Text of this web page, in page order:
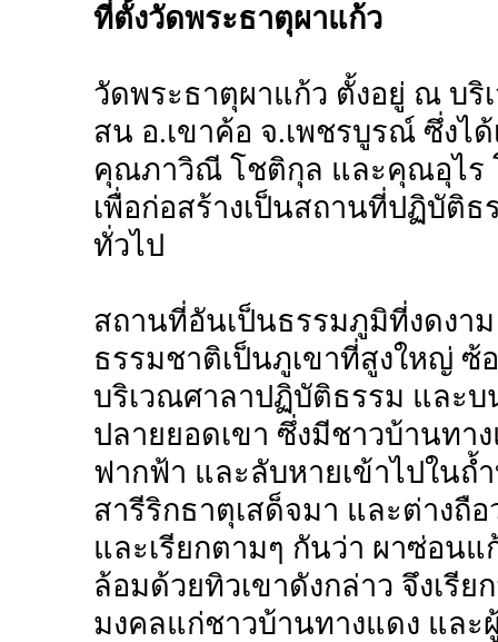
ที่ตั้งวัดพระธาตุผาแก้ว
วัดพระธาตุผาแก้ว ตั้งอยู่ ณ บ
สน อ.เขาค้อ จ.เพชรบูรณ์ ซึ่งไ
คุณภาวิณี โชติกุล และคุณอุไร
เพื่อก่อสร้างเป็นสถานที่ปฏิบัติ
ทั่วไป
สถานที่อันเป็นธรรมภูมิที่งดงา
ธรรมชาติเป็นภูเขาที่สูงใหญ่ ซ้
บริเวณศาลาปฏิบัติธรรม และ
ปลายยอดเขา ซึ่งมีชาวบ้านทา
ฟากฟ้า และลับหายเข้าไปในถ้
สารีริกธาตุเสด็จมา และต่างถื
และเรียกตามๆ กันว่า ผาซ่อน
ล้อมด้วยทิวเขาดังกล่าว จึงเรีย
มงคลแก่ชาวบ้านทางแดง แล